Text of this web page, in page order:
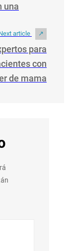
una
article
para
con
de mama